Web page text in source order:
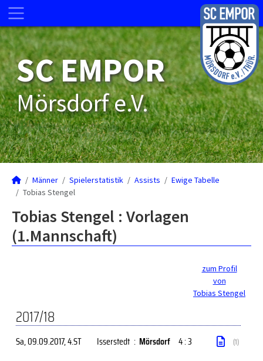
SC EMPOR
Mörsdorf e.V.
Männer Spielerstatistik Assists
Ewige Tabelle
Tobias Stengel
Tobias Stengel : Vorlagen
(1.Mannschaft)
zum Profil
von
Tobias Stengel
2017/18
Sa, 09.09.2017, 4.ST Isserstedt : Mörsdorf 4 : 3 (1)